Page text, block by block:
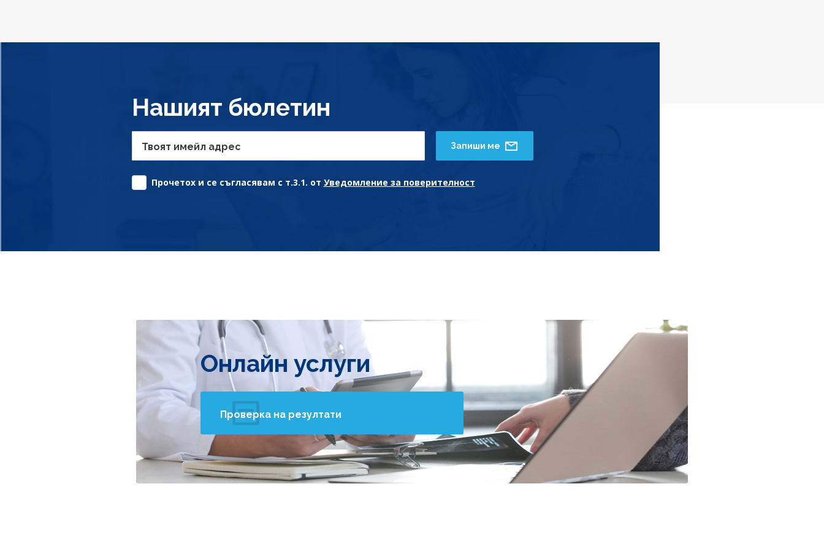
Нашият бюлетин
Твоят имейл адрес
Прочетох и се съгласявам с т.3.1. от Уведомление за поверителност
Запиши ме
Онлайн услуги
Проверка на резултати